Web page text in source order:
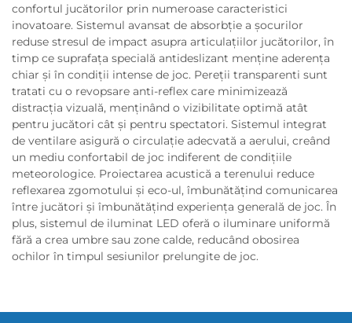
confortul jucătorilor prin numeroase caracteristici
inovatoare. Sistemul avansat de absorbție a şocurilor
reduse stresul de impact asupra articulațiilor jucătorilor, în
timp ce suprafața specială antideslizant menține aderența
chiar și în condiții intense de joc. Pereții transparenti sunt
tratati cu o revopsare anti-reflex care minimizează
distracția vizuală, menținând o vizibilitate optimă atât
pentru jucători cât și pentru spectatori. Sistemul integrat
de ventilare asigură o circulație adecvată a aerului, creând
un mediu confortabil de joc indiferent de condițiile
meteorologice. Proiectarea acustică a terenului reduce
reflexarea zgomotului și eco-ul, îmbunătățind comunicarea
între jucători și îmbunătățind experiența generală de joc. În
plus, sistemul de iluminat LED oferă o iluminare uniformă
fără a crea umbre sau zone calde, reducând obosirea
ochilor în timpul sesiunilor prelungite de joc.